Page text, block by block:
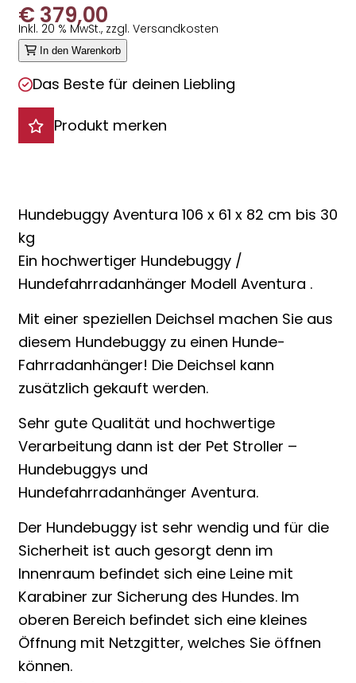
€ 379,00
Inkl. 20 % MwSt., zzgl. Versandkosten
In den Warenkorb
Das Beste für deinen Liebling
Produkt merken
Hundebuggy Aventura 106 x 61 x 82 cm bis 30
kg
Ein hochwertiger Hundebuggy /
Hundefahrradanhänger Modell Aventura .
Mit einer speziellen Deichsel machen Sie aus
diesem Hundebuggy zu einen Hunde-
Fahrradanhänger! Die Deichsel kann
zusätzlich gekauft werden.
Sehr gute Qualität und hochwertige
Verarbeitung dann ist der Pet Stroller –
Hundebuggys und
Hundefahrradanhänger Aventura.
Der Hundebuggy ist sehr wendig und für die
Sicherheit ist auch gesorgt denn im
Innenraum befindet sich eine Leine mit
Karabiner zur Sicherung des Hundes. Im
oberen Bereich befindet sich eine kleines
Öffnung mit Netzgitter, welches Sie öffnen
können.